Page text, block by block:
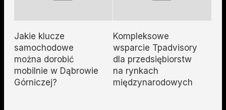
Jakie klucze
samochodowe
można dorobić
mobilnie w Dąbrowie
Górniczej?
Kompleksowe
wsparcie Tpadvisory
dla przedsiębiorstw
na rynkach
międzynarodowych